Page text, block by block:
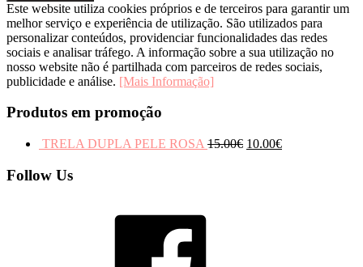
Este website utiliza cookies próprios e de terceiros para garantir um
melhor serviço e experiência de utilização. São utilizados para
personalizar conteúdos, providenciar funcionalidades das redes
sociais e analisar tráfego. A informação sobre a sua utilização no
nosso website não é partilhada com parceiros de redes sociais,
publicidade e análise. [Mais Informação]
Produtos em promoção
TRELA DUPLA PELE ROSA 15.00€ 10.00€
Follow Us